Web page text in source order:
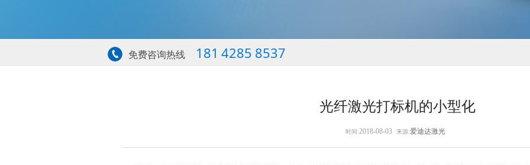
免费咨询热线 181 4285 8537
光纤激光打标机的小型化
时间:2018-08-03 来源:爱迪达激光